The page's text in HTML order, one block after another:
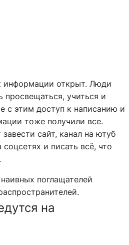
информации открыт. Люди
просвещаться, учиться и
с этим доступ к написанию и
тоже получили все.
сайт, канал на ютуб
и писать всё, что
поглащателей
на